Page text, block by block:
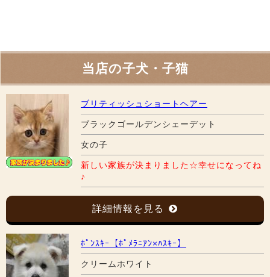
当店の子犬・子猫
ブリティッシュショートヘアー
ブラックゴールデンシェーデット
女の子
新しい家族が決まりました☆幸せになってね
♪
詳細情報を見る
ﾎﾟﾝｽｷｰ【ﾎﾟﾒﾗﾆｱﾝ×ﾊｽｷｰ】
クリームホワイト